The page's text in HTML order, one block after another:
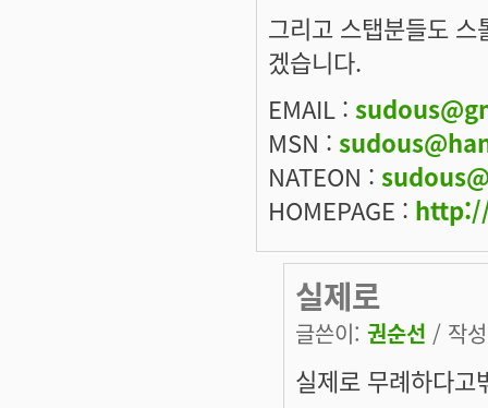
그리고 스탭분들도
겠습니다.
EMAIL :
MSN :
NATEON :
HOMEPAGE :
실제로
글쓴이: 권순선 / 작
실제로 무례하다고